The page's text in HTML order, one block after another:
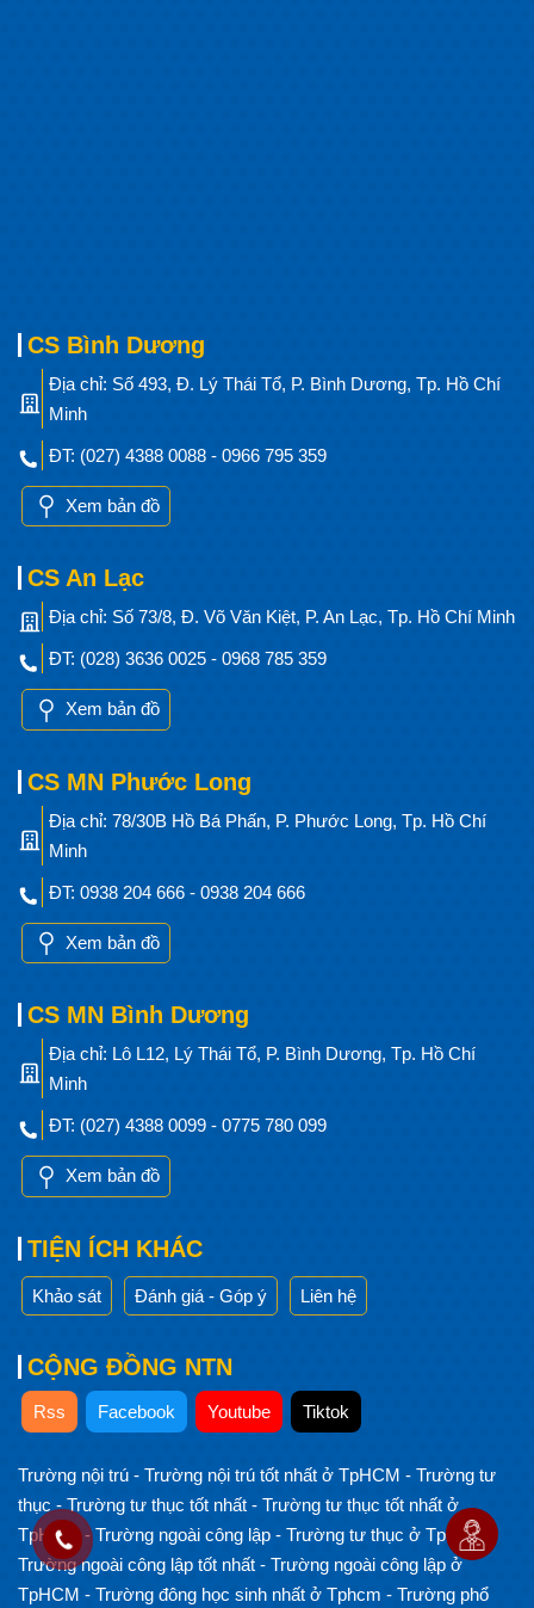
CS Bình Dương
Địa chỉ: Số 493, Đ. Lý Thái Tổ, P. Bình Dương, Tp. Hồ Chí
Minh
ĐT: (027) 4388 0088 - 0966 795 359
Xem bản đồ
CS An Lạc
Địa chỉ: Số 73/8, Đ. Võ Văn Kiệt, P. An Lạc, Tp. Hồ Chí Minh
ĐT: (028) 3636 0025 - 0968 785 359
Xem bản đồ
CS MN Phước Long
Địa chỉ: 78/30B Hồ Bá Phấn, P. Phước Long, Tp. Hồ Chí
Minh
ĐT: 0938 204 666 - 0938 204 666
Xem bản đồ
CS MN Bình Dương
Địa chỉ: Lô L12, Lý Thái Tổ, P. Bình Dương, Tp. Hồ Chí
Minh
ĐT: (027) 4388 0099 - 0775 780 099
Xem bản đồ
TIỆN ÍCH KHÁC
Khảo sát Đánh giá - Góp ý Liên hệ
CỘNG ĐỒNG NTN
Rss Facebook Youtube Tiktok
Trường nội trú - Trường nội trú tốt nhất ở TpHCM - Trường tư
thục-Trường tư thục tốt nhất - Trường tư thục tốt nhất ở
TpHCM-Trường ngoài công lập - Trường tư thục ở TpHCM
-
Trường ngoài công lập tốt nhất - Trường ngoài công lập ở
TpHCM - Trường đông học sinh nhất ở Tphcm - Trường phổ